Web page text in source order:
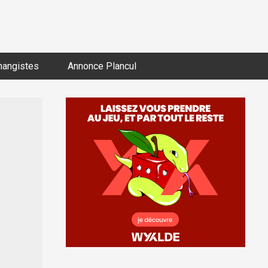
Annonce Plancul